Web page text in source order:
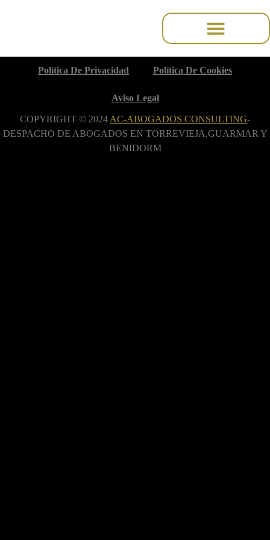
Política De Privacidad Política De Cookies
Aviso Legal
COPYRIGHT © 2024 AC-ABOGADOS CONSULTING-
DESPACHO DE ABOGADOS EN TORREVIEJA,GUARMAR Y
BENIDORM